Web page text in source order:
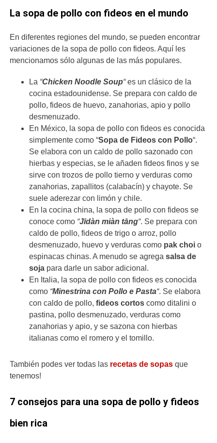
La sopa de pollo con fideos en el mundo
En diferentes regiones del mundo, se pueden encontrar
variaciones de la sopa de pollo con fideos. Aquí les
mencionamos sólo algunas de las más populares.
La “Chicken Noodle Soup“es un clásico de la
cocina estadounidense. Se prepara con caldo de
pollo, fideos de huevo, zanahorias, apio y pollo
desmenuzado.
En México, la sopa de pollo con fideos es conocida
simplemente como “Sopa de Fideos con Pollo“.
Se elabora con un caldo de pollo sazonado con
hierbas y especias, se le añaden fideos finos y se
sirve con trozos de pollo tierno y verduras como
zanahorias, zapallitos (calabacín) y chayote. Se
suele aderezar con limón y chile.
En la cocina china, la sopa de pollo con fideos se
conoce como “Jīdàn miàn tāng“. Se prepara con
caldo de pollo, fideos de trigo o arroz, pollo
desmenuzado, huevo y verduras como pak choi o
espinacas chinas. A menudo se agrega salsa de
soja para darle un sabor adicional.
En Italia, la sopa de pollo con fideos es conocida
como “Minestrina con Pollo e Pasta“. Se elabora
con caldo de pollo, fideos cortos como ditalini o
pastina, pollo desmenuzado, verduras como
zanahorias y apio, y se sazona con hierbas
italianas como el romero y el tomillo.
También podes ver todas las recetas de sopas que
tenemos!
7 consejos para una sopa de pollo y fideos
bien rica